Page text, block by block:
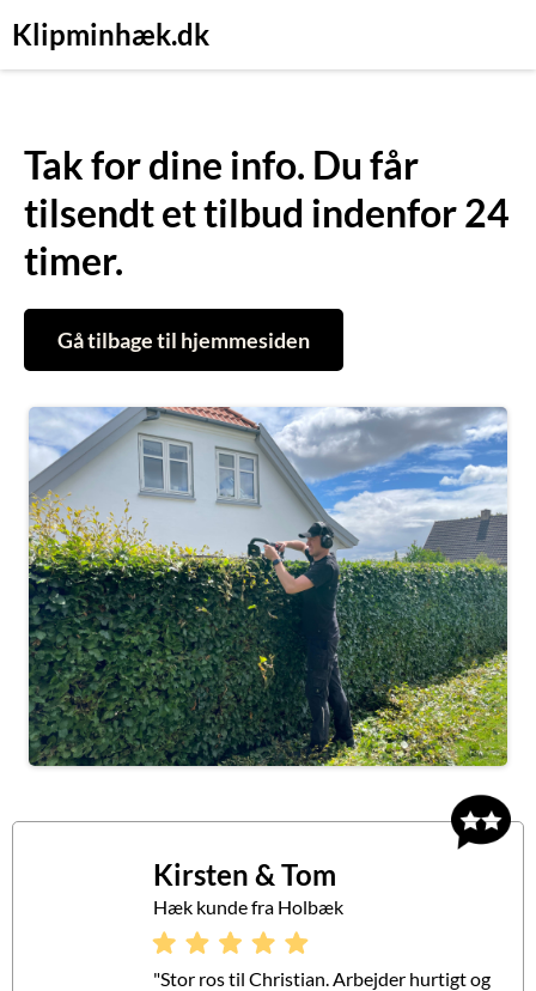
Klipminhæk.dk
Tak for dine info. Du får
tilsendt et tilbud indenfor 24
timer.
Gå tilbage til hjemmesiden
Kirsten & Tom
Hæk kunde fra Holbæk
"Stor ros til Christian. Arbejder hurtigt og